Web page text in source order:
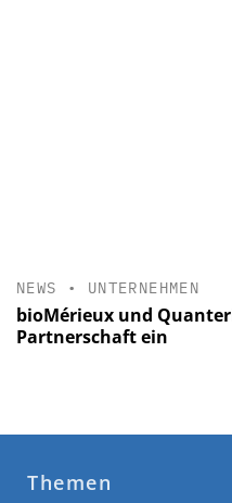
NEWS • UNTERNEHMEN
bioMérieux und
Partnerschaft ein
Themen